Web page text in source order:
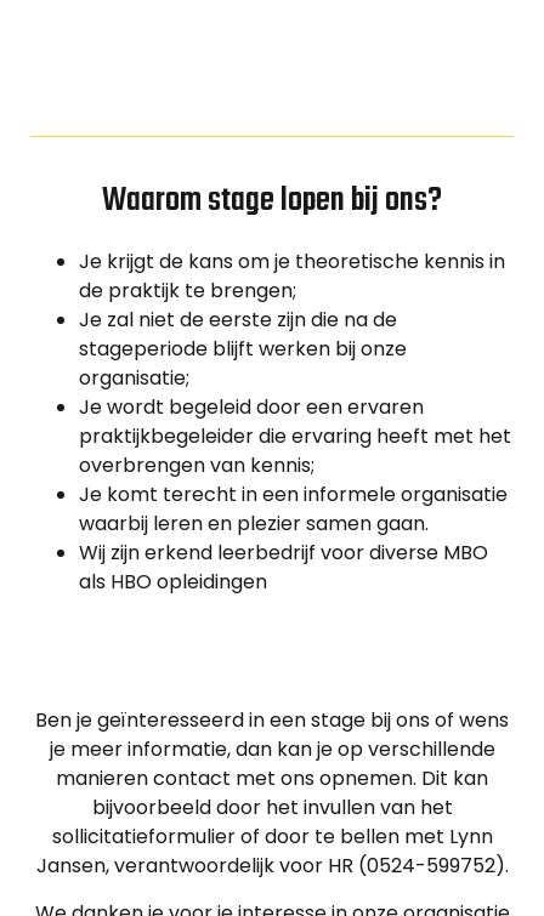
Waarom stage lopen bij ons?
Je krijgt de kans om je theoretische kennis in
de praktijk te brengen;
Je zal niet de eerste zijn die na de
stageperiode blijft werken bij onze
organisatie;
Je wordt begeleid door een ervaren
praktijkbegeleider die ervaring heeft met het
overbrengen van kennis;
Je komt terecht in een informele organisatie
waarbij leren en plezier samen gaan.
Wij zijn erkend leerbedrijf voor diverse MBO
als HBO opleidingen
Ben je geïnteresseerd in een stage bij ons of wens
je meer informatie, dan kan je op verschillende
manieren contact met ons opnemen. Dit kan
bijvoorbeeld door het invullen van het
sollicitatieformulier of door te bellen met Lynn
Jansen, verantwoordelijk voor HR (0524-599752).